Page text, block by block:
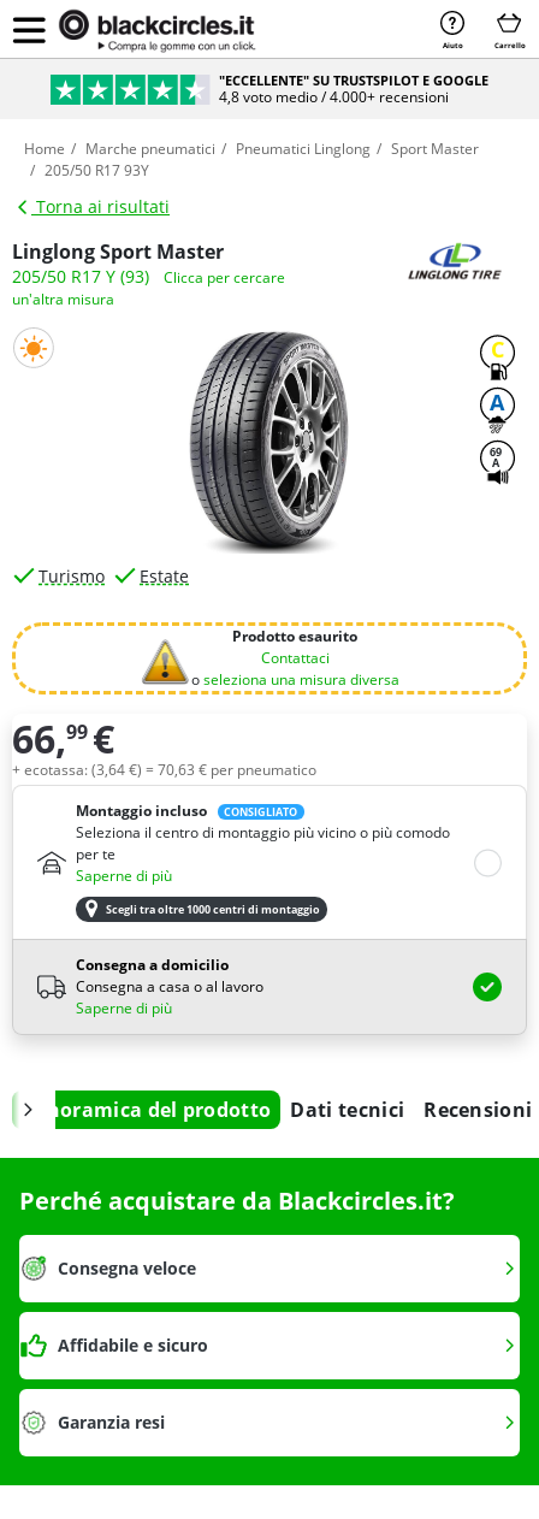
Aiuto Carrello
"ECCELLENTE" SU TRUSTSPILOT E GOOGLE
4,8 voto medio / 4.000+ recensioni
Home Marche pneumatici Pneumatici Linglong
Sport Master
205/50 R17 93Y
Torna ai risultati
Linglong Sport Master
205/50 R17 Y (93)
Clicca per cercare
un'altra misura
C
A
69
A
Turismo Estate
Prodotto esaurito
Contattaci
oseleziona una misura diversa
Quantità
66,99 €
+ ecotassa: (3,64€) = 70,63 € per pneumatico
Montaggio incluso
CONSIGLIATO
Seleziona il centro di montaggio più vicino o più comodo
per te
Saperne di più
Scegli tra oltre 1000 centri di montaggio
Consegna a domicilio
Consegna a casa o al lavoro
Saperne di più
Panoramica del prodotto Dati tecnici Recensioni
Perché acquistare da Blackcircles.it?
Consegna veloce
Affidabile e sicuro
Garanzia resi